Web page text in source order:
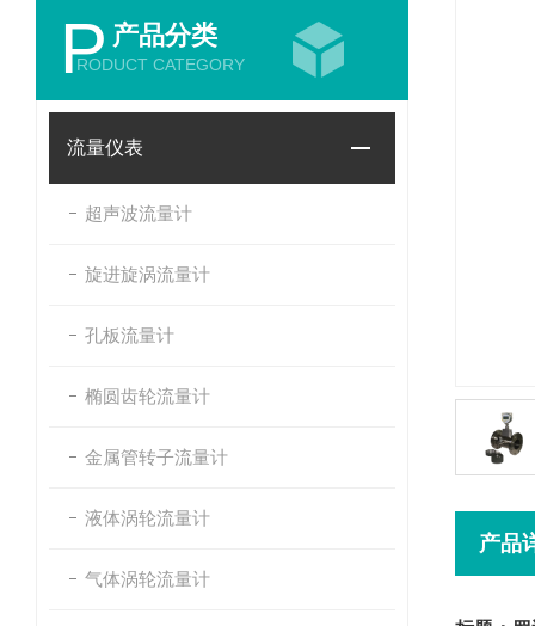
P 产品分类
RODUCT CATEGORY
流量仪表
超声波流量计
旋进旋涡流量计
孔板流量计
椭圆齿轮流量计
金属管转子流量计
液体涡轮流量计
气体涡轮流量计
产品